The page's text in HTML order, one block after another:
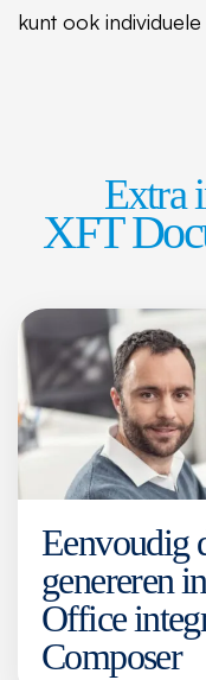
kunt ook
Extra
XFT
Eenvoudig
genereren
Office
Composer